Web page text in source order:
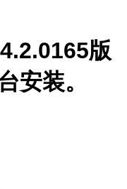
版
安装。